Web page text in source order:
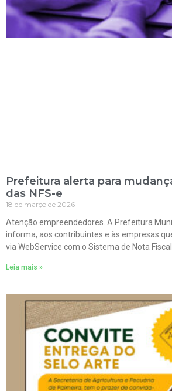
Prefeitura alerta para
das NFS-e
18 de março de 2026
Atenção empreendedores. A Prefeitura
informa, aos contribuintes e às empresas
via WebService com o Sistema de Nota
Leia mais »